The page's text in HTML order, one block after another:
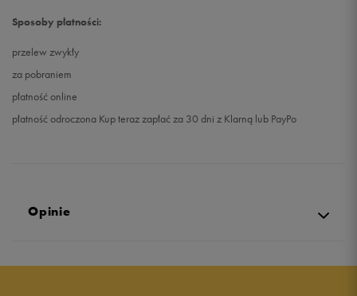
Sposoby płatności:
przelew zwykły
za pobraniem
płatność online
płatność odroczona Kup teraz zapłać za 30 dni z Klarną lub PayPo
Opinie